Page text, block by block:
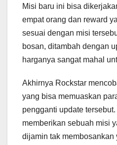
Misi baru ini bisa
empat orang dan reward
sesuai dengan misi
bosan, ditambah dengan
harganya sangat mahal
Akhirnya Rockstar
yang bisa memuaskan
pengganti update
memberikan sebuah misi
dijamin tak membosankan